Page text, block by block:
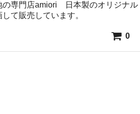
の専門店amiori 日本製のオリジナル
て販売しています。
0